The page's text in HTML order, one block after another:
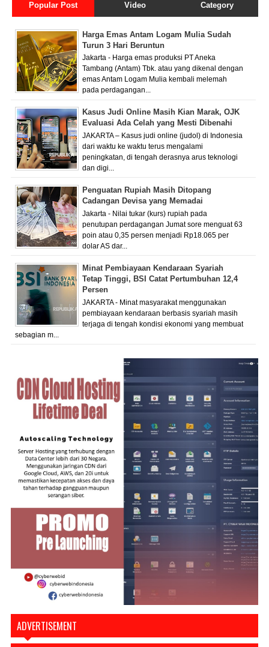
Popular Post Video Category
Harga Emas Antam Logam Mulia Sudah
Turun 3 Hari Beruntun
Jakarta - Harga emas produksi PT Aneka
Tambang (Antam) Tbk. atau yang dikenal dengan
emas Antam Logam Mulia kembali melemah
pada perdagangan...
Kasus Judi Online Masih Kian Marak, OJK
Evaluasi Ada Celah yang Mesti Dibenahi
JAKARTA – Kasus judi online (judol) di Indonesia
dari waktu ke waktu terus mengalami
peningkatan, di tengah derasnya arus teknologi
dan digi...
Penguatan Rupiah Masih Ditopang
Cadangan Devisa yang Memadai
Jakarta - Nilai tukar (kurs) rupiah pada
penutupan perdagangan Jumat sore menguat 63
poin atau 0,35 persen menjadi Rp18.065 per
dolar AS dar...
Minat Pembiayaan Kendaraan Syariah
Tetap Tinggi, BSI Catat Pertumbuhan 12,4
Persen
JAKARTA - Minat masyarakat menggunakan
pembiayaan kendaraan berbasis syariah masih
terjaga di tengah kondisi ekonomi yang membuat
sebagian m...
ADVERTISEMENT